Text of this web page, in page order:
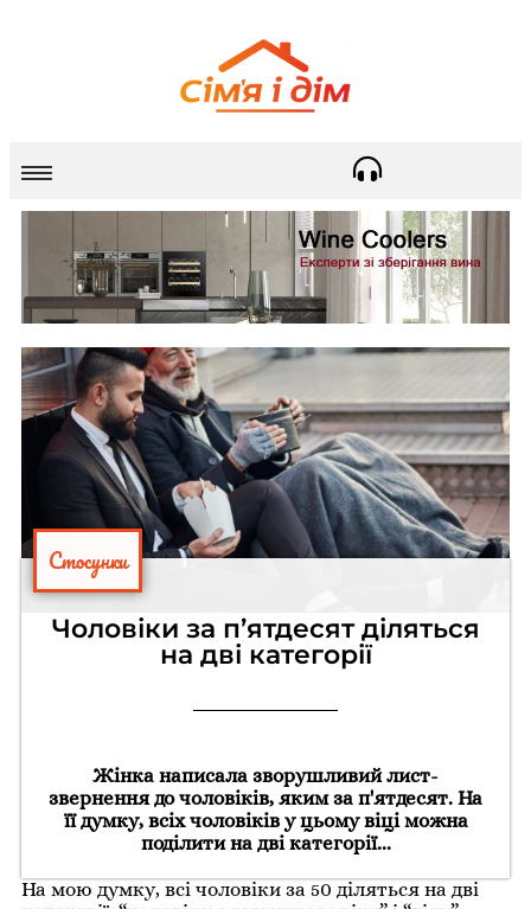
Стосунки
Чоловіки за п’ятдесят діляться
на дві категорії
Жінка написала зворушливий лист-
звернення до чоловіків, яким за п'ятдесят. На
її думку, всіх чоловіків у цьому віці можна
поділити на дві категорії...
На мою думку, всі чоловіки за 50 діляться на дві